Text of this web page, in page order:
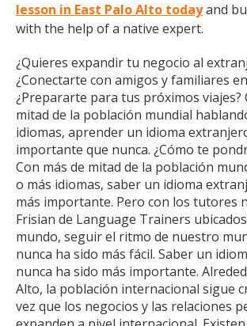
lesson in East Palo Alto todayand
with the help of a native expert.
¿Quieres expandir tu negocio al
¿Conectarte con amigos y familiares
¿Prepararte para tus próximos viajes?
mitad de la población mundial
idiomas, aprender un idioma
importante que nunca. ¿Cómo te
Con más de mitad de la población
o más idiomas, saber un idioma
más importante. Pero con los tutores
Frisian de Language Trainers
mundo, seguir el ritmo de nuestro
nunca ha sido más fácil. Saber un
nunca ha sido más importante.
Alto, la población internacional sigue
vez que los negocios y las relaciones